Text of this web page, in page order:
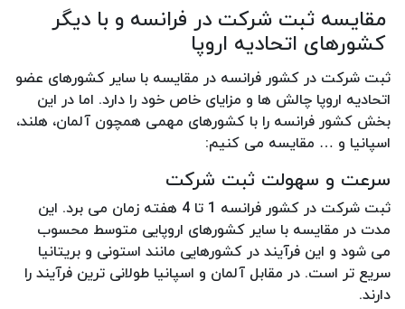
مقایسه ثبت شرکت در فرانسه و با دیگر
کشورهای اتحادیه اروپا
ثبت شرکت در کشور فرانسه در مقایسه با سایر کشورهای عضو
اتحادیه اروپا چالش ها و مزایای خاص خود را دارد. اما در این
بخش کشور فرانسه را با کشورهای مهمی همچون آلمان، هلند،
اسپانیا و … مقایسه می کنیم:
سرعت و سهولت ثبت شرکت
ثبت شرکت در کشور فرانسه 1 تا 4 هفته زمان می برد. این
مدت در مقایسه با سایر کشورهای اروپایی متوسط محسوب
می شود و این فرآیند در کشورهایی مانند استونی و بریتانیا
سریع تر است. در مقابل آلمان و اسپانیا طولانی ترین فرآیند را
دارند.